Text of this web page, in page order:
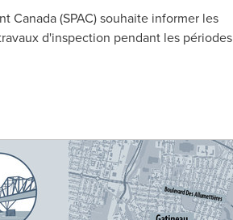
(SPAC) souhaite informer les
d'inspection pendant les périodes